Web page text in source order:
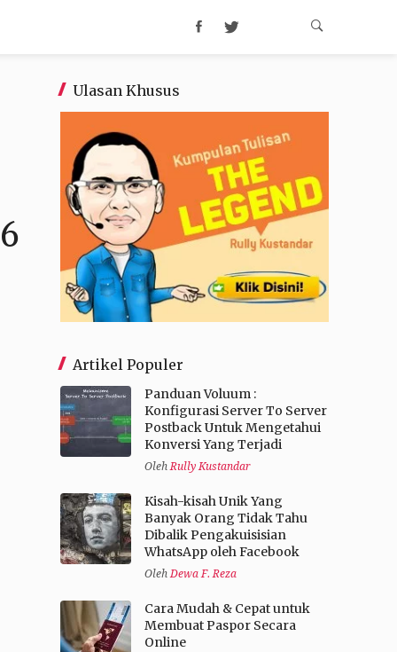
Ulasan Khusus
Artikel Populer
Panduan Voluum :
Konfigurasi Server To Server
Postback Untuk Mengetahui
Konversi Yang Terjadi
OlehRully Kustandar
Kisah-kisah Unik Yang
Banyak Orang Tidak Tahu
Dibalik Pengakuisisian
WhatsApp oleh Facebook
OlehDewa F. Reza
Cara Mudah & Cepat untuk
Membuat Paspor Secara
Online